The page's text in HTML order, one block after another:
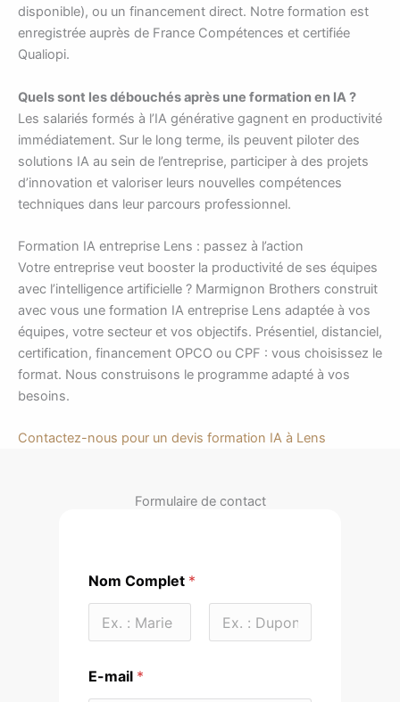
disponible), ou un financement direct. Notre formation est
enregistrée auprès de France Compétences et certifiée
Qualiopi.
Quels sont les débouchés après une formation en IA ?
Les salariés formés à l’IA générative gagnent en productivité
immédiatement. Sur le long terme, ils peuvent piloter des
solutions IA au sein de l’entreprise, participer à des projets
d’innovation et valoriser leurs nouvelles compétences
techniques dans leur parcours professionnel.
Formation IA entreprise Lens : passez à l’action
Votre entreprise veut booster la productivité de ses équipes
avec l’intelligence artificielle ? Marmignon Brothers construit
avec vous une formation IA entreprise Lens adaptée à vos
équipes, votre secteur et vos objectifs. Présentiel, distanciel,
certification, financement OPCO ou CPF : vous choisissez le
format. Nous construisons le programme adapté à vos
besoins.
Contactez-nous pour un devis formation IA à Lens
Formulaire de contact
Nom Complet *
E-mail *